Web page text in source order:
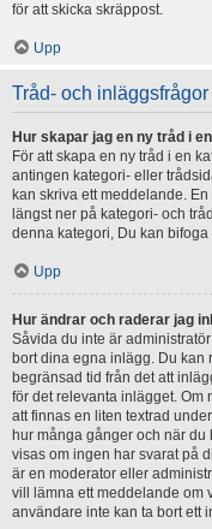
för att skicka skräppost.
Upp
Tråd- och inläggsfrågor
Hur skapar jag en ny tråd i
För att skapa en ny tråd i en
antingen kategori- eller
kan skriva ett meddelande.
längst ner på kategori- och
denna kategori, Du kan
Upp
Hur ändrar och raderar jag
Såvida du inte är
bort dina egna inlägg. Du
begränsad tid från det att
för det relevanta inlägget. Om
att finnas en liten textrad
hur många gånger och när
visas om ingen har svarat på
är en moderator eller
vill lämna ett meddelande om
användare inte kan ta bort ett